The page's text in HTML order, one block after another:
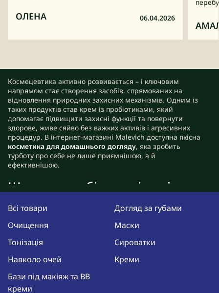
ОЛЕНА 06.04.2026
Космецевтика активно розвивається – і ключовим
напрямом стає створення засобів, спрямованих на
відновлення природних захисних механізмів. Одним із
таких продуктів став крем із пробіотиками, який
допомагає підвищити захисні функції та повернути
здорове, живе сяйво без важких активів і агресивних
процедур. В інтернет-магазині Malevich доступна якісна
косметика для домашнього догляду, яка зробить
турботу про себе не лише приємнішою, а й
ефективнішою.
Що таке пробіотики і навіщо
їх додають у креми
які зміцнюють природний мікробіом. Він являє собою
дерми, і від його стану безпосередньо залежать імунітет
шкіри, її стійкість і здатність до відновлення. У
косметиці цей компонент виступає як регулятор балансу.
І крем для обличчя з пробіотиками виконує одразу
кілька корисних функцій:
Всі товари
Очищення
Тонізація
Навколо очей
Бази під макіяж та BB
креми
Догляд за губами
Маски
Сироватки
Креми